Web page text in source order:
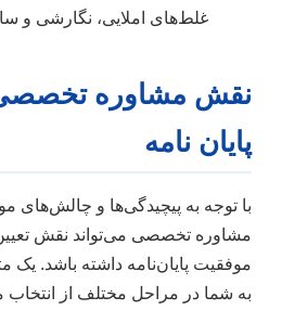
غلط‌های املایی، نگارشی و
نقش مشاوره
پایان نامه
با توجه به پیچیدگی‌ها و چالش‌های
مشاوره تخصصی می‌تواند نقش
موفقیت پایان‌نامه داشته باشد. یک
به شما در مراحل مختلف از انتخاب